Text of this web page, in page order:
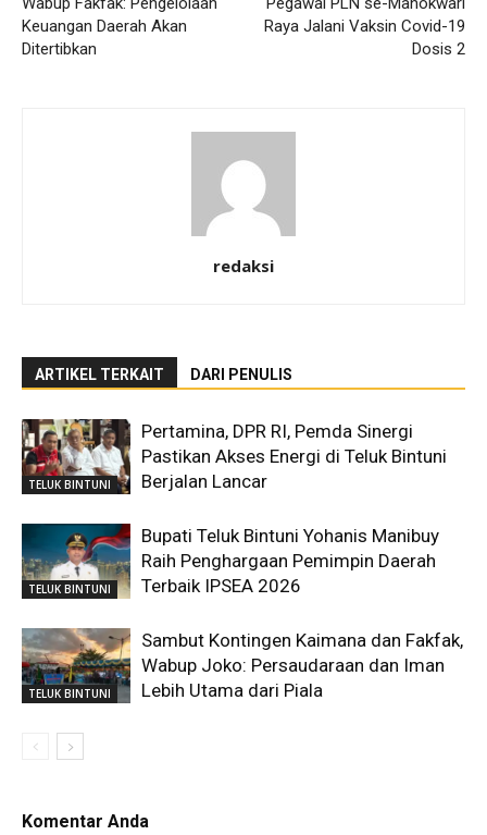
Keuangan Daerah Akan
Ditertibkan
Raya Jalani Vaksin Covid-19
Dosis 2
redaksi
ARTIKEL TERKAIT DARI PENULIS
TELUK BINTUNI
Pertamina, DPR RI, Pemda Sinergi
Pastikan Akses Energi di Teluk Bintuni
Berjalan Lancar
TELUK BINTUNI
Bupati Teluk Bintuni Yohanis Manibuy
Raih Penghargaan Pemimpin Daerah
Terbaik IPSEA 2026
TELUK BINTUNI
Sambut Kontingen Kaimana dan Fakfak,
Wabup Joko: Persaudaraan dan Iman
Lebih Utama dari Piala
Komentar Anda